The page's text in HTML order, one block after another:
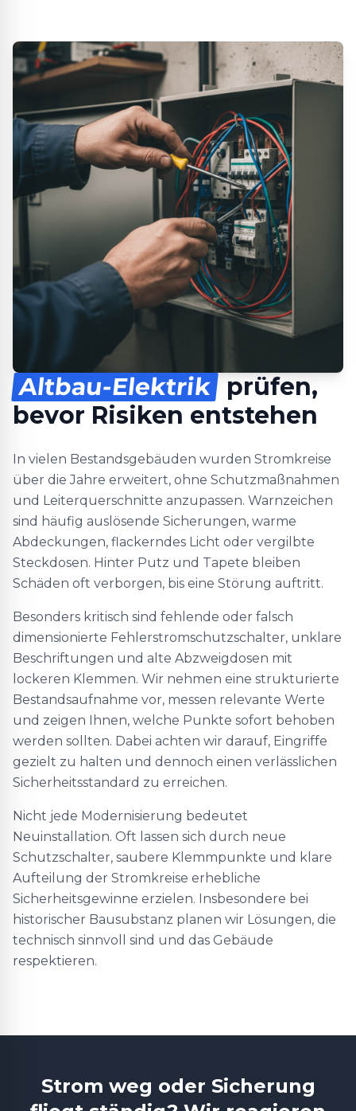
Altbau-Elektrik prüfen,
bevor Risiken entstehen
In vielen Bestandsgebäuden wurden Stromkreise
über die Jahre erweitert, ohne Schutzmaßnahmen
und Leiterquerschnitte anzupassen. Warnzeichen
sind häufig auslösende Sicherungen, warme
Abdeckungen, flackerndes Licht oder vergilbte
Steckdosen. Hinter Putz und Tapete bleiben
Schäden oft verborgen, bis eine Störung auftritt.
Besonders kritisch sind fehlende oder falsch
dimensionierte Fehlerstromschutzschalter, unklare
Beschriftungen und alte Abzweigdosen mit
lockeren Klemmen. Wir nehmen eine strukturierte
Bestandsaufnahme vor, messen relevante Werte
und zeigen Ihnen, welche Punkte sofort behoben
werden sollten. Dabei achten wir darauf, Eingriffe
gezielt zu halten und dennoch einen verlässlichen
Sicherheitsstandard zu erreichen.
Nicht jede Modernisierung bedeutet
Neuinstallation. Oft lassen sich durch neue
Schutzschalter, saubere Klemmpunkte und klare
Aufteilung der Stromkreise erhebliche
Sicherheitsgewinne erzielen. Insbesondere bei
historischer Bausubstanz planen wir Lösungen, die
technisch sinnvoll sind und das Gebäude
respektieren.
Strom weg oder Sicherung